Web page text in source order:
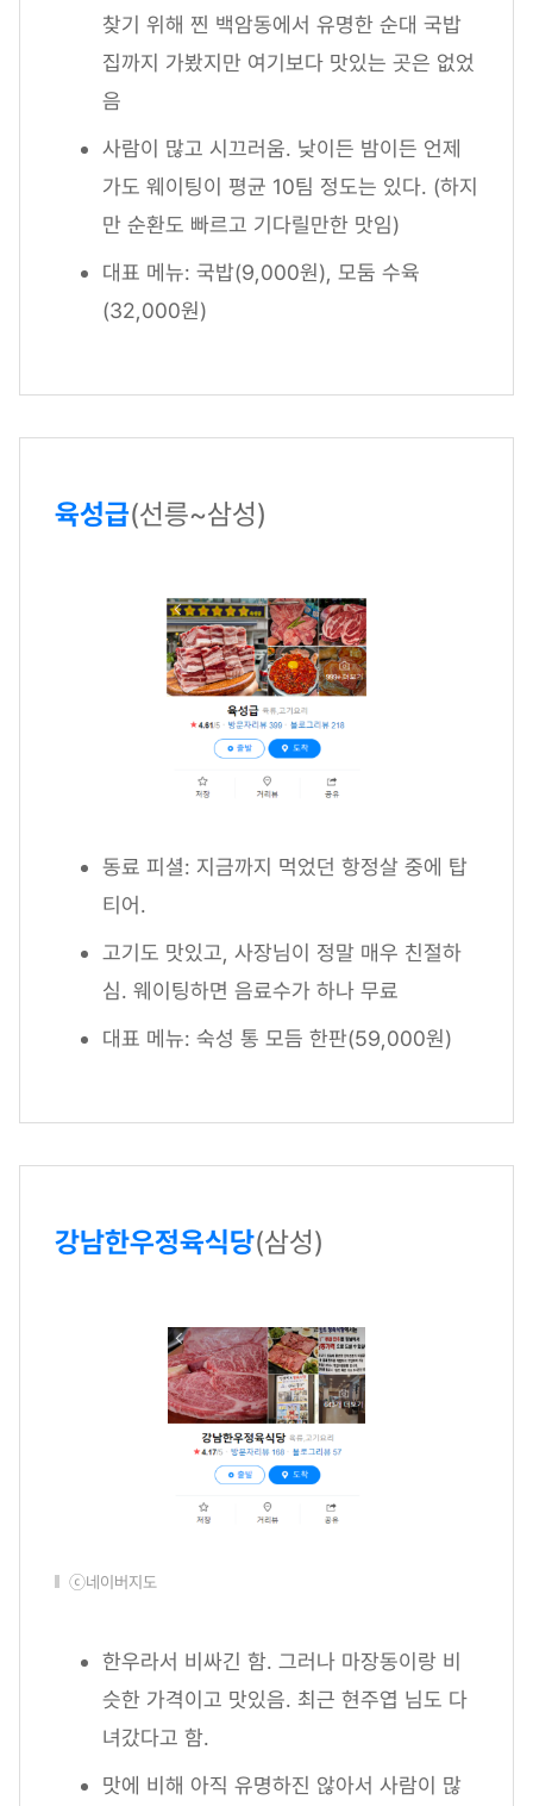
찾기 위해 찐 백암동에서 유명한 순대 국밥
집까지 가봤지만 여기보다 맛있는 곳은 없었
음
사람이 많고 시끄러움. 낮이든 밤이든 언제
가도 웨이팅이 평균 10팀 정도는 있다. (하지
만 순환도 빠르고 기다릴만한 맛임)
대표 메뉴: 국밥(9,000원), 모둠 수육
(32,000원)
육성급(선릉~삼성)
동료 피셜: 지금까지 먹었던 항정살 중에 탑
티어.
고기도 맛있고, 사장님이 정말 매우 친절하
심. 웨이팅하면 음료수가 하나 무료
대표 메뉴: 숙성 통 모듬 한판(59,000원)
강남한우정육식당(삼성)
ⓒ네이버지도
한우라서 비싸긴 함. 그러나 마장동이랑 비
슷한 가격이고 맛있음. 최근 현주엽 님도 다
녀갔다고 함.
맛에 비해 아직 유명하진 않아서 사람이 많